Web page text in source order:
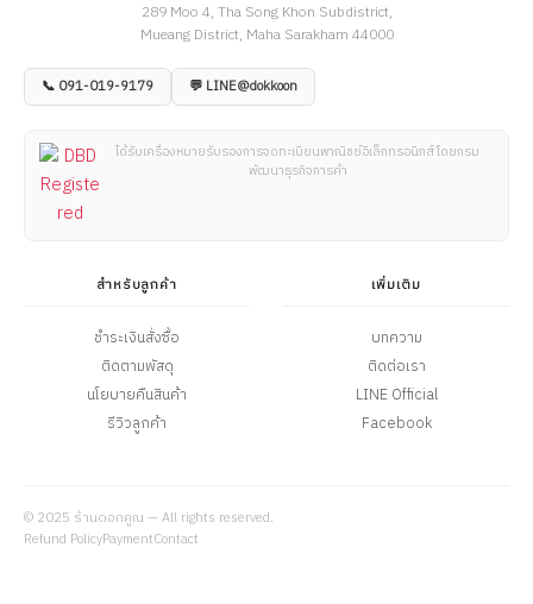
289 Moo 4, Tha Song Khon Subdistrict,
Mueang District, Maha Sarakham 44000
📞 091-019-9179 💬 LINE@dokkoon
ได้รับเครื่องหมายรับรองการจดทะเบียนพาณิชย์อิเล็กทรอนิกส์ โดยกรม
พัฒนาธุรกิจการค้า
สำหรับลูกค้า
ชำระเงินสั่งซื้อ
ติดตามพัสดุ
นโยบายคืนสินค้า
รีวิวลูกค้า
เพิ่มเติม
บทความ
ติดต่อเรา
LINE Official
Facebook
© 2025 ร้านดอกคูณ — All rights reserved.
Refund PolicyPaymentContact